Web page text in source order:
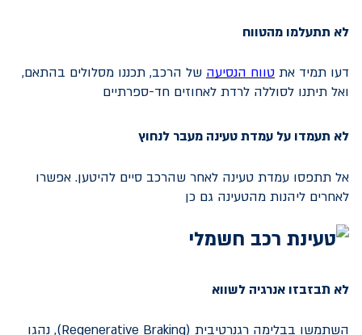
לא תתעלמו מהטווח
דעו תמיד את טווח הנסיעה של הרכב, תכננו מסלולים בהתאם,
ואל תיתנו לסוללה לרדת לאחוזים חד-ספרתיים
לא תעמדו על עמדת טעינה מעבר לנחוץ
אל תתפסו עמדת טעינה לאחר שהרכב סיים להיטען. אפשרו
לאחרים ליהנות מהטעינה גם כן
לא תבזבזו אנרגיה לשווא
השתמשו בבלימה רגנרטיבית (Regenerative Braking), נהגו